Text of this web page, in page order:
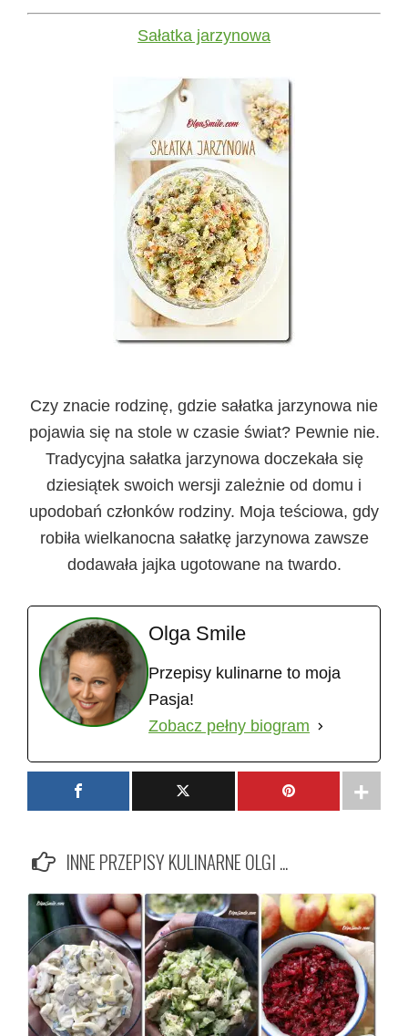
Sałatka jarzynowa
Czy znacie rodzinę, gdzie sałatka jarzynowa nie
pojawia się na stole w czasie świat? Pewnie nie.
Tradycyjna sałatka jarzynowa doczekała się
dziesiątek swoich wersji zależnie od domu i
upodobań członków rodziny. Moja teściowa, gdy
robiła wielkanocna sałatkę jarzynowa zawsze
dodawała jajka ugotowane na twardo.
Olga Smile
Przepisy kulinarne to moja
Pasja!
Zobacz pełny biogram
INNE PRZEPISY KULINARNE OLGI ...